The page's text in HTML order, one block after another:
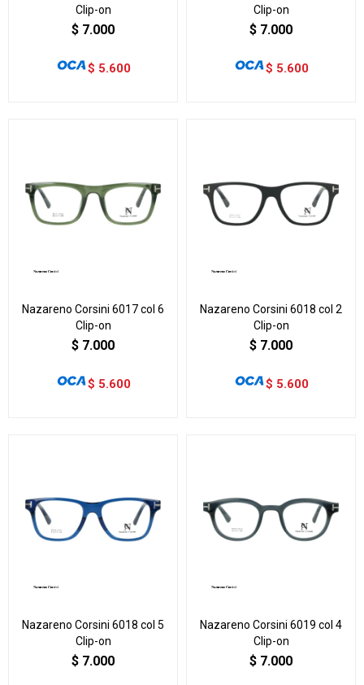
Clip-on
$ 7.000
$ 5.600
Clip-on
$ 7.000
$ 5.600
Nazareno Corsini 6017 col 6
Clip-on
$ 7.000
$ 5.600
Nazareno Corsini 6018 col 2
Clip-on
$ 7.000
$ 5.600
Nazareno Corsini 6018 col 5
Clip-on
$ 7.000
Nazareno Corsini 6019 col 4
Clip-on
$ 7.000